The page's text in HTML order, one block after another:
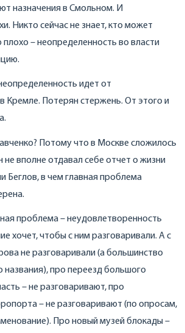
назначения в Смольном. И
Никто сейчас не знает, кто может
– неопределенность во власти
идет от
Кремле. Потерян стержень. От этого и
Потому что в Москве сложилось
не вполне отдавал себе отчет о жизни
Беглов, в чем главная проблема
проблема – неудовлетворенность
хочет, чтобы с ним разговаривали. А с
не разговаривали (а большинство
названия), про переезд большого
– не разговаривают, про
– не разговаривают (по опросам,
Про новый музей блокады –